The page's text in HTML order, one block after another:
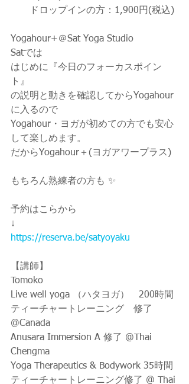
ドロップインの方：1,900円(税込)
Yogahour+＠Sat Yoga Studio
Satでは
はじめに『今日のフォーカスポイン
ト』
の説明と動きを確認してからYogahour
に入るので
Yogahour・ヨガが初めての方でも安心
して楽しめます。
だからYogahour＋(ヨガアワープラス)
もちろん熟練者の方も ✨
予約はこらから
↓
https://reserva.be/satyoyaku
【講師】
Tomoko
Live well yoga （ハタヨガ）　200時間
ティーチャートレーニング　修了
@Canada
Anusara Immersion A 修了 @Thai
Chengma
Yoga Therapeutics & Bodywork 35時間
ティーチャートレーニング修了 @ Thai